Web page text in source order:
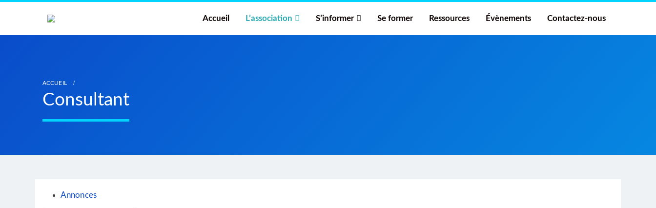
Accueil L’association S’informer Se former Ressources Évènements Contactez-nous
ACCUEIL
Consultant
Annonces